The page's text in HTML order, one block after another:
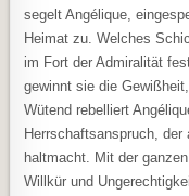
segelt Angélique,
Heimat zu. Welches
im Fort der Admiralität
gewinnt sie die
Wütend rebelliert
Herrschaftsanspruch,
haltmacht. Mit der
Willkür und